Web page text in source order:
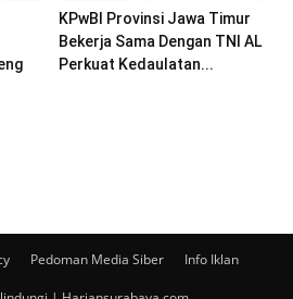
KPwBI Provinsi Jawa Timur
Bekerja Sama Dengan TNI AL
Perkuat Kedaulatan...
Pedoman Media Siber Info Iklan